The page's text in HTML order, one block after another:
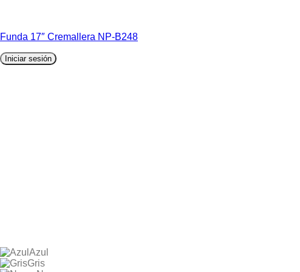
Funda 17″ Cremallera NP-B248
Iniciar sesión
Azul
Gris